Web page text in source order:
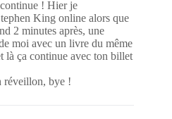
! Hier je
King online alors que
2 minutes après, une
moi avec un livre du même
là ça continue avec ton billet
réveillon, bye !